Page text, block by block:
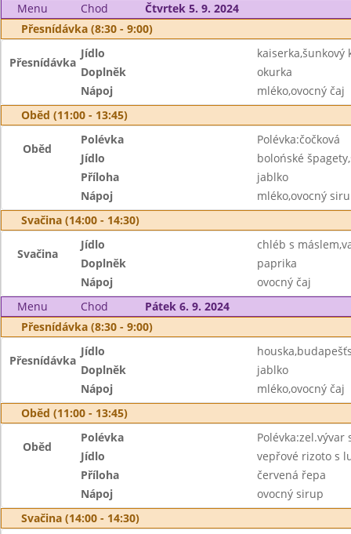
Menu
Chod
Čtvrtek 5. 9. 2024
Přesnídávka (8:30 - 9:00)
Přesnídávka
Jídlo
kaiserka,šunkový
Doplněk
okurka
Nápoj
mléko,ovocný čaj
Oběd (11:00 - 13:45)
Oběd
Polévka
Polévka:čočková
Jídlo
bolońské
Příloha
jablko
Nápoj
mléko,ovocný
Svačina (14:00 - 14:30)
Svačina
Jídlo
chléb s
Doplněk
paprika
Nápoj
ovocný čaj
Menu
Chod
Pátek 6. 9. 2024
Přesnídávka (8:30 - 9:00)
Přesnídávka
Jídlo
Doplněk
jablko
Nápoj
mléko,ovocný čaj
Oběd (11:00 - 13:45)
Oběd
Polévka
Polévka:zel.vývar
Jídlo
vepřové rizoto s
Příloha
červená řepa
Nápoj
ovocný sirup
Svačina (14:00 - 14:30)